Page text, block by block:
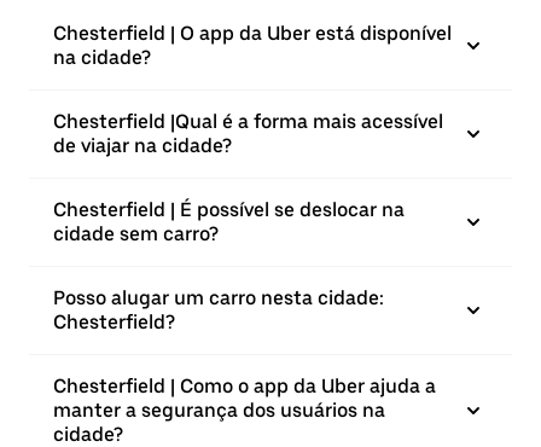
Chesterfield | O app da Uber está disponível
na cidade?
Chesterfield |⁠Qual é a forma mais acessível
de viajar na cidade?
Chesterfield | É possível se deslocar na
cidade sem carro?
Posso alugar um carro nesta cidade:
Chesterfield?
Chesterfield | Como o app da Uber ajuda a
manter a segurança dos usuários na
cidade?